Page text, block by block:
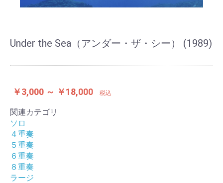
Under the Sea（アンダー・ザ・シー） (1989)
￥3,000 ～ ￥18,000 税込
関連カテゴリ
ソロ
４重奏
５重奏
６重奏
８重奏
ラージ